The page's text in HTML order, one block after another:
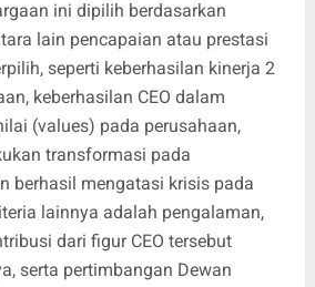
ini dipilih berdasarkan
lain pencapaian atau prestasi
seperti keberhasilan kinerja 2
keberhasilan CEO dalam
(values) pada perusahaan,
transformasi pada
berhasil mengatasi krisis pada
lainnya adalah pengalaman,
dari figur CEO tersebut
serta pertimbangan Dewan